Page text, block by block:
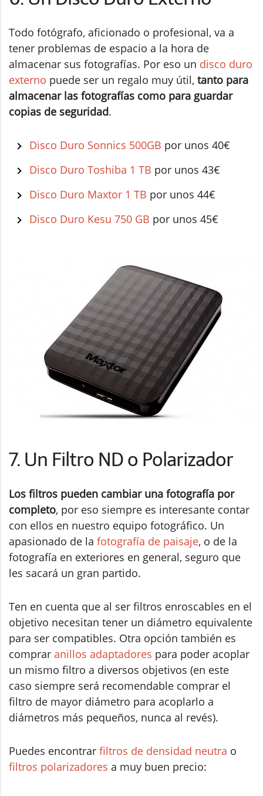
Todo fotógrafo, aficionado o profesional, va a
tener problemas de espacio a la hora de
almacenar sus fotografías. Por eso un disco duro
externo puede ser un regalo muy útil, tanto para
almacenar las fotografías como para guardar
copias de seguridad.
Disco Duro Sonnics 500GB por unos 40€
Disco Duro Toshiba 1 TB por unos 43€
Disco Duro Maxtor 1 TB por unos 44€
Disco Duro Kesu 750 GB por unos 45€
7. Un Filtro ND o Polarizador
Los filtros pueden cambiar una fotografía por
completo, por eso siempre es interesante contar
con ellos en nuestro equipo fotográfico. Un
apasionado de la fotografía de paisaje, o de la
fotografía en exteriores en general, seguro que
les sacará un gran partido.
Ten en cuenta que al ser filtros enroscables en el
objetivo necesitan tener un diámetro equivalente
para ser compatibles. Otra opción también es
comprar anillos adaptadores para poder acoplar
un mismo filtro a diversos objetivos (en este
caso siempre será recomendable comprar el
filtro de mayor diámetro para acoplarlo a
diámetros más pequeños, nunca al revés).
Puedes encontrar filtros de densidad neutra o
filtros polarizadores a muy buen precio: